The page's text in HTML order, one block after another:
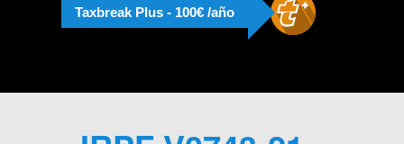
Taxbreak Plus - 100€ /año